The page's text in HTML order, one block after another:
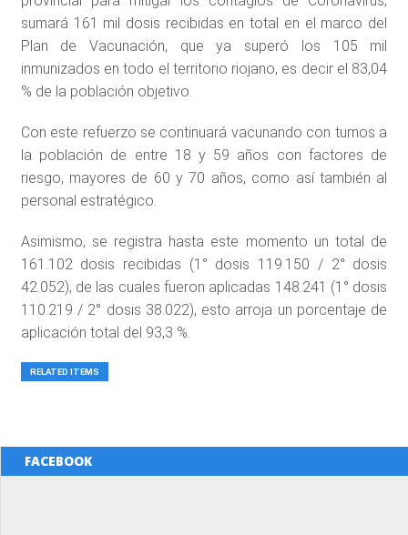
sumará 161 mil dosis recibidas en total en el marco del
Plan de Vacunación, que ya superó los 105 mil
inmunizados en todo el territorio riojano, es decir el 83,04
% de la población objetivo.
Con este refuerzo se continuará vacunando con turnos a
la población de entre 18 y 59 años con factores de
riesgo, mayores de 60 y 70 años, como así también al
personal estratégico.
Asimismo, se registra hasta este momento un total de
161.102 dosis recibidas (1° dosis 119.150 / 2° dosis
42.052), de las cuales fueron aplicadas 148.241 (1° dosis
110.219 / 2° dosis 38.022), esto arroja un porcentaje de
aplicación total del 93,3 %.
RELATED ITEMS
FACEBOOK